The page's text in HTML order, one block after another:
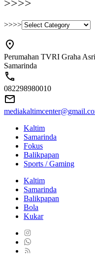
>>>>
>>>>
Perumahan TVRI Graha
Samarinda
082298980010
Kaltim
Samarinda
Fokus
Balikpapan
Sports / Gaming
Kaltim
Samarinda
Balikpapan
Bola
Kukar